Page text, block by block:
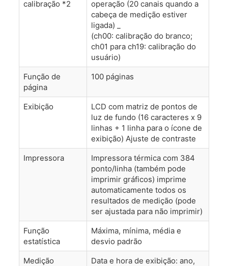
calibração *2
operação (20 canais quando a
cabeça de medição estiver
ligada) _
(ch00: calibração do branco;
ch01 para ch19: calibração do
usuário)
Função de
página
100 páginas
Exibição
LCD com matriz de pontos de
luz de fundo (16 caracteres x 9
linhas + 1 linha para o ícone de
exibição) Ajuste de contraste
Impressora
Impressora térmica com 384
ponto/linha (também pode
imprimir gráficos) imprime
automaticamente todos os
resultados de medição (pode
ser ajustada para não imprimir)
Função
estatística
Máxima, mínima, média e
desvio padrão
Medição
Data e hora de exibição: ano,